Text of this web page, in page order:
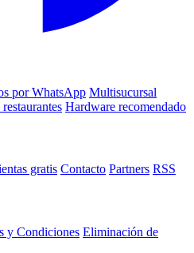
por WhatsApp Multisucursal
Hardware recomendado
gratis Contacto Partners RSS
y Condiciones Eliminación de